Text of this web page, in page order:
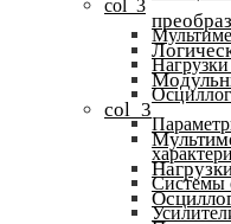
col_3
Системы
col_3